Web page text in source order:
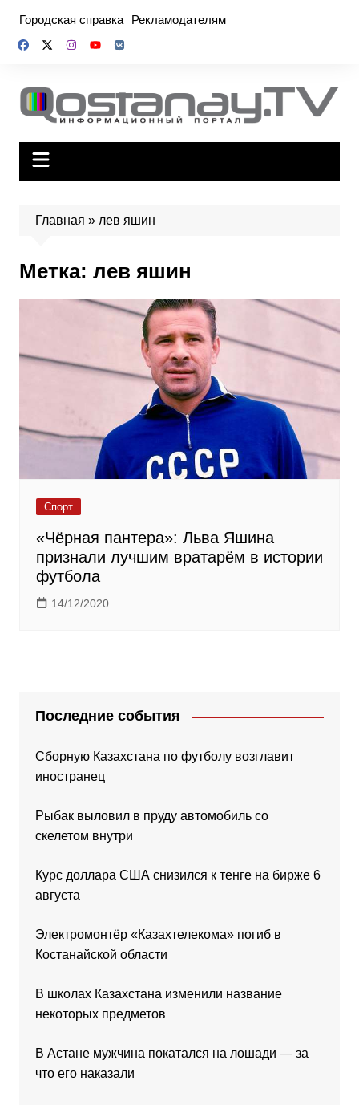
содержимому
Городская справка Рекламодателям
Главная » лев яшин
Метка: лев яшин
Спорт
«Чёрная пантера»: Льва Яшина
признали лучшим вратарём в истории
футбола
14/12/2020
Последние события
Сборную Казахстана по футболу возглавит
иностранец
Рыбак выловил в пруду автомобиль со
скелетом внутри
Курс доллара США снизился к тенге на бирже 6
августа
Электромонтёр «Казахтелекома» погиб в
Костанайской области
В школах Казахстана изменили название
некоторых предметов
В Астане мужчина покатался на лошади — за
что его наказали